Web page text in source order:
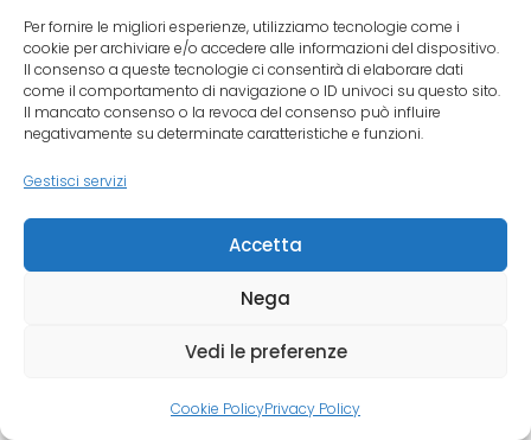
Per fornire le migliori esperienze, utilizziamo tecnologie come i
cookie per archiviare e/o accedere alle informazioni del dispositivo.
Il consenso a queste tecnologie ci consentirà di elaborare dati
come il comportamento di navigazione o ID univoci su questo sito.
Il mancato consenso o la revoca del consenso può influire
negativamente su determinate caratteristiche e funzioni.
Gestisci servizi
Accetta
Nega
Vedi le preferenze
Cookie PolicyPrivacy Policy